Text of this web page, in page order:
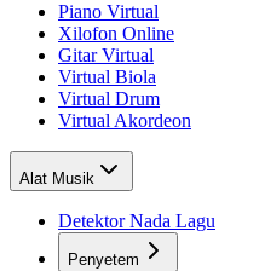
Piano Virtual
Xilofon Online
Gitar Virtual
Virtual Biola
Virtual Drum
Virtual Akordeon
Alat Musik
Detektor Nada Lagu
Penyetem